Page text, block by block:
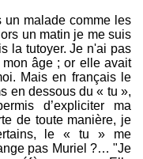
malade comme les
un matin je me suis
la tutoyer. Je n'ai pas
âge ; or elle avait
Mais en français le
en dessous du « tu »,
d’expliciter ma
de toute manière, je
le « tu » me
pas Muriel ?… "Je